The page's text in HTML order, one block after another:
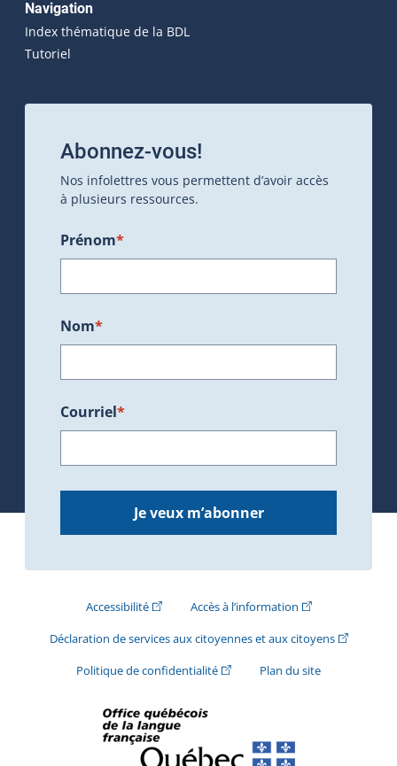
Navigation
Index thématique de la BDL
Tutoriel
Abonnez-vous!
Nos infolettres vous permettent d’avoir accès
à plusieurs ressources.
Prénom*
Nom*
Courriel*
Je veux m’abonner
Accessibilité(Cet hyperlien externe s'ouvrira dans une
Accès à l’information(Cet hyperlien
Déclaration de services aux citoyennes et aux citoyens(Cet
Politique de confidentialité(Cet hyperlien externe s'ouvrira
Plan du site